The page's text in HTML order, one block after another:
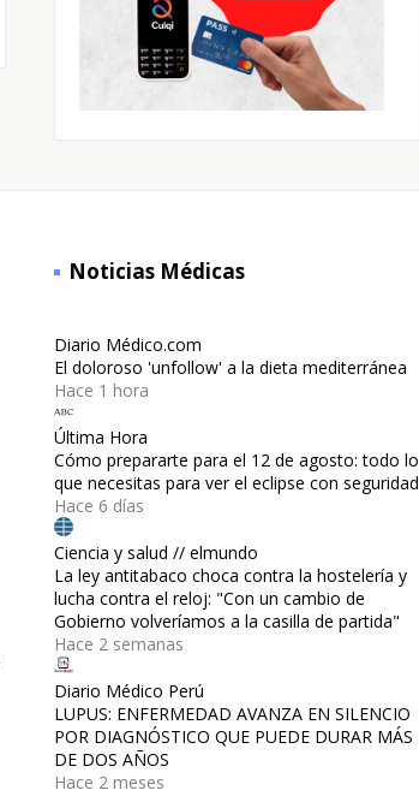
Noticias Médicas
Diario Médico.com
El doloroso 'unfollow' a la dieta mediterránea
Hace 1 hora
Última Hora
Cómo prepararte para el 12 de agosto: todo lo
que necesitas para ver el eclipse con seguridad
Hace 6 días
Ciencia y salud // elmundo
La ley antitabaco choca contra la hostelería y
lucha contra el reloj: "Con un cambio de
Gobierno volveríamos a la casilla de partida"
Hace 2 semanas
Diario Médico Perú
LUPUS: ENFERMEDAD AVANZA EN SILENCIO
POR DIAGNÓSTICO QUE PUEDE DURAR MÁS
DE DOS AÑOS
Hace 2 meses